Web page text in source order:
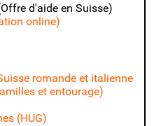
d'aide en Suisse)
online)
romande et italienne
et entourage)
(HUG)